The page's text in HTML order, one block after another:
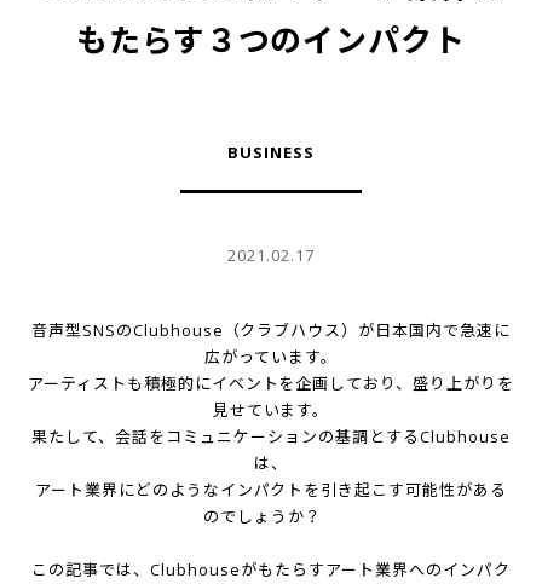
もたらす３つのインパクト
BUSINESS
2021.02.17
音声型SNSのClubhouse（クラブハウス）が日本国内で急速に
広がっています。
アーティストも積極的にイベントを企画しており、盛り上がりを
見せています。
果たして、会話をコミュニケーションの基調とするClubhouse
は、
アート業界にどのようなインパクトを引き起こす可能性がある
のでしょうか？
この記事では、Clubhouseがもたらすアート業界へのインパク